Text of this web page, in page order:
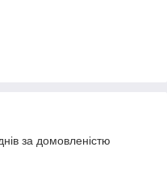
за домовленістю